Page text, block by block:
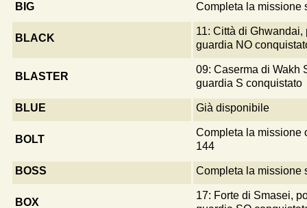
BIG Completa la missione
BLACK
11: Città di Ghwandai,
guardia NO
BLASTER
09: Caserma di Wakh
guardia S conquistato
BLUE Già disponibile
BOLT
Completa la missione
144
BOSS Completa la missione
BOX
17: Forte di Smasei,